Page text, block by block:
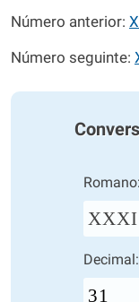
Número anterior:
Número seguinte:
Romano:
XXXI
Decimal: